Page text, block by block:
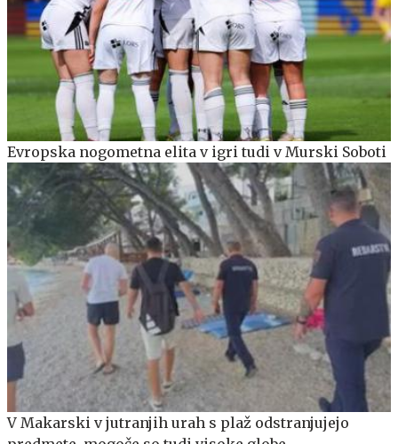
Evropska nogometna elita v igri tudi v Murski Soboti
V Makarski v jutranjih urah s plaž odstranjujejo